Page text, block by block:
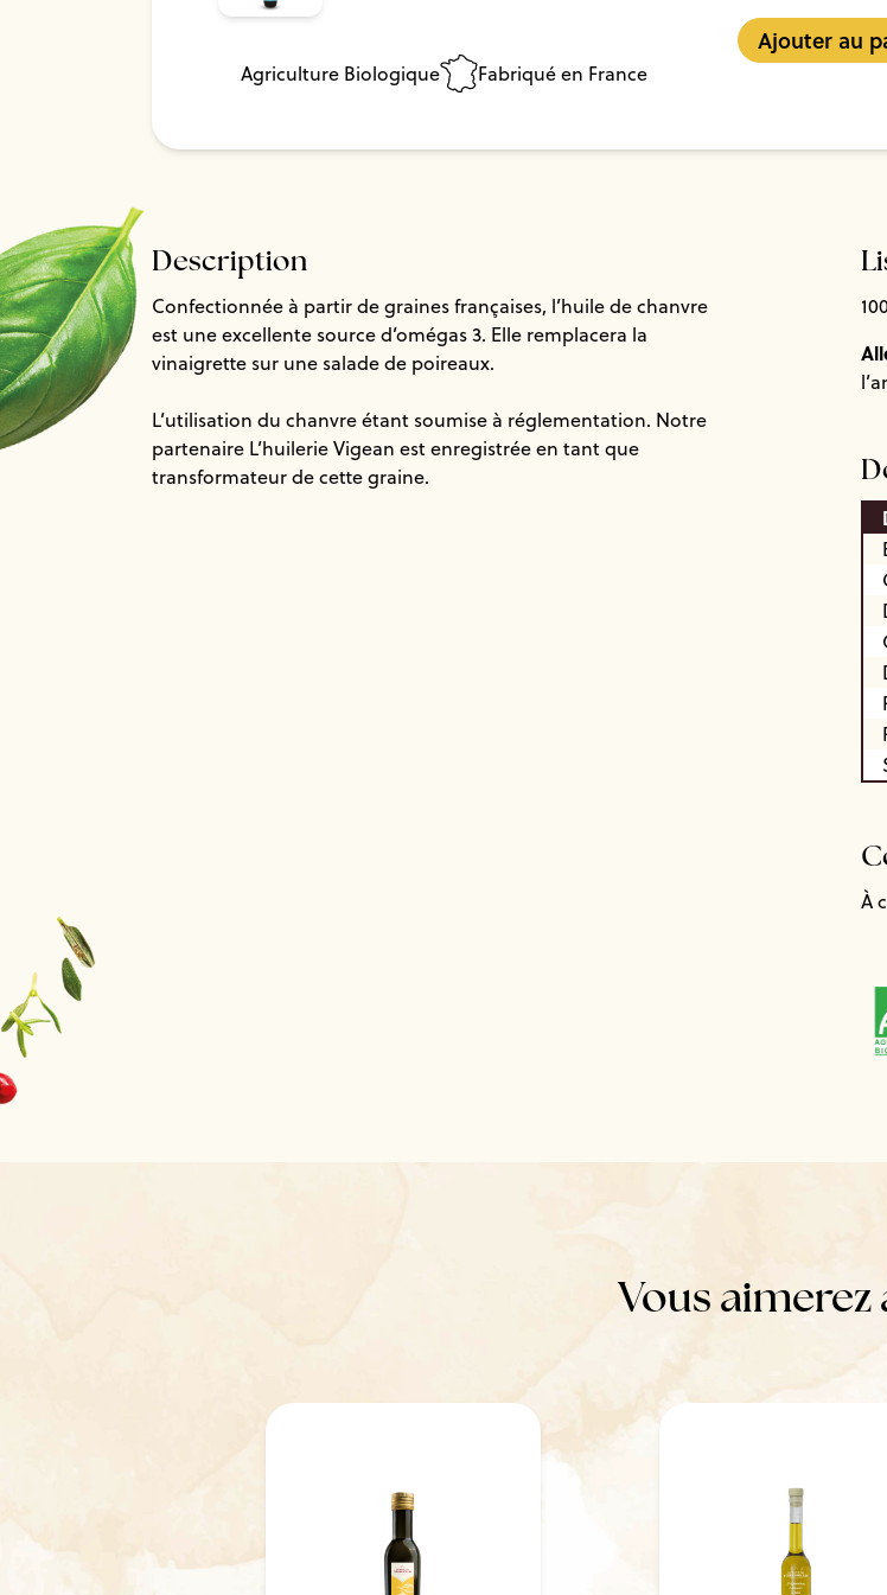
Agriculture Biologique Fabriqué en France
Description
Confectionnée à partir de graines françaises, l’huile de chanvre
est une excellente source d’omégas 3. Elle remplacera la
vinaigrette sur une salade de poireaux.
L’utilisation du chanvre étant soumise à réglementation. Notre
partenaire L’huilerie Vigean est enregistrée en tant que
transformateur de cette graine.
À
Vous aimerez